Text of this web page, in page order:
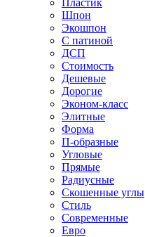
Шпон
Экошпон
С патиной
ДСП
Стоимость
Дешевые
Дорогие
Эконом-класс
Элитные
Форма
П-образные
Угловые
Прямые
Радиусные
Скошенные углы
Стиль
Современные
Евро